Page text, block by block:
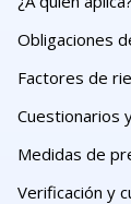
Obligaciones
Factores de
Cuestionarios
Medidas de
Verificación y